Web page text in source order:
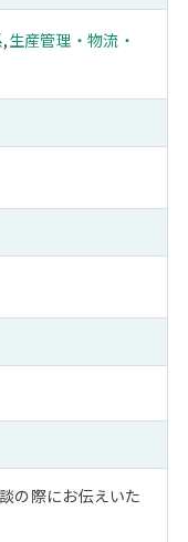
,生産管理・物流・
の際にお伝えいた